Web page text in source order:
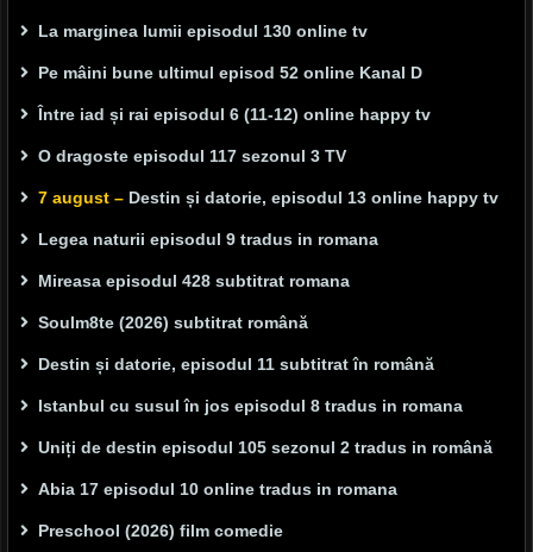
La marginea lumii episodul 130 online tv
Pe mâini bune ultimul episod 52 online Kanal D
Între iad și rai episodul 6 (11-12) online happy tv
O dragoste episodul 117 sezonul 3 TV
7 august – Destin și datorie, episodul 13 online happy tv
Legea naturii episodul 9 tradus in romana
Mireasa episodul 428 subtitrat romana
Soulm8te (2026) subtitrat română
Destin și datorie, episodul 11 subtitrat în română
Istanbul cu susul în jos episodul 8 tradus in romana
Uniți de destin episodul 105 sezonul 2 tradus in română
Abia 17 episodul 10 online tradus in romana
Preschool (2026) film comedie